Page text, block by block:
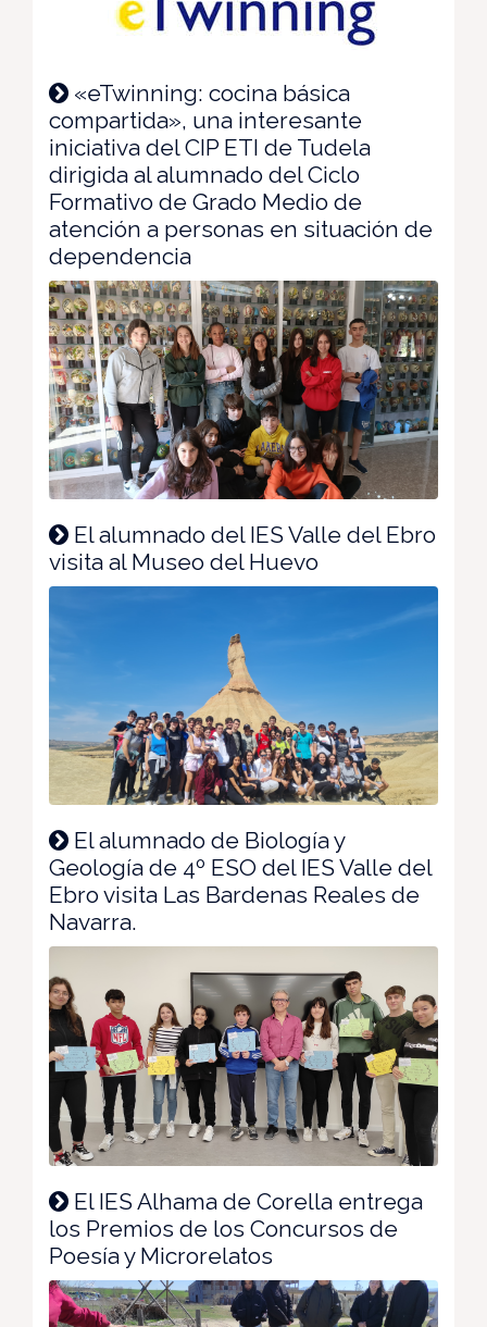
«eTwinning: cocina básica
compartida», una interesante
iniciativa del CIP ETI de Tudela
dirigida al alumnado del Ciclo
Formativo de Grado Medio de
atención a personas en situación de
dependencia
El alumnado del IES Valle del Ebro
visita al Museo del Huevo
El alumnado de Biología y
Geología de 4º ESO del IES Valle del
Ebro visita Las Bardenas Reales de
Navarra.
El IES Alhama de Corella entrega
los Premios de los Concursos de
Poesía y Microrelatos